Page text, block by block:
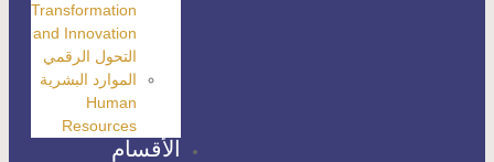
Transformation
and Innovation
التحول الرقمي
الموارد البشرية
Human
Resources
الأقسام